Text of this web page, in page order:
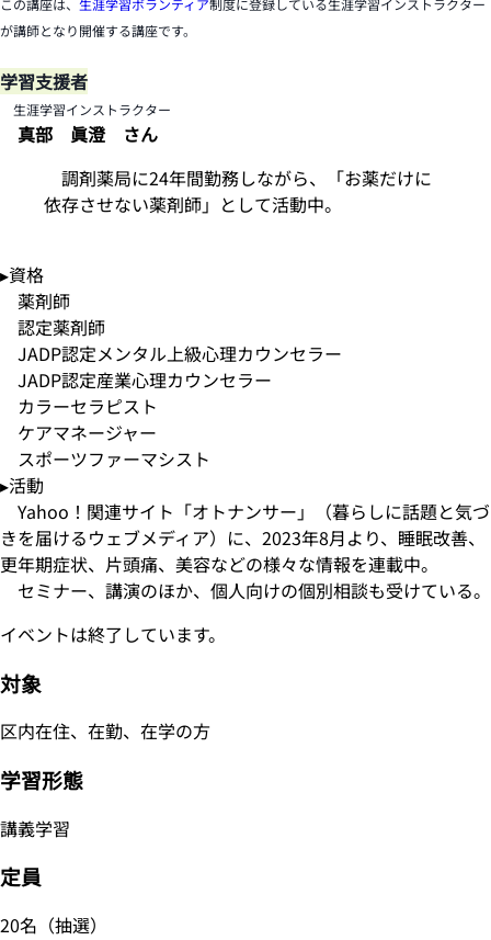
が講師となり開催する講座です。
学習支援者
生涯学習インストラクター
真部 眞澄 さん
調剤薬局に24年間勤務しながら、「お薬だけに
依存させない薬剤師」として活動中。
▸資格
薬剤師
認定薬剤師
JADP認定メンタル上級心理カウンセラー
JADP認定産業心理カウンセラー
カラーセラピスト
ケアマネージャー
スポーツファーマシスト
▸活動
Yahoo！関連サイト「オトナンサー」（暮らしに話題と気づ
きを届けるウェブメディア）に、2023年8月より、睡眠改善、
更年期症状、片頭痛、美容などの様々な情報を連載中。
セミナー、講演のほか、個人向けの個別相談も受けている。
イベントは終了しています。
対象
区内在住、在勤、在学の方
学習形態
講義学習
定員
20名（抽選）